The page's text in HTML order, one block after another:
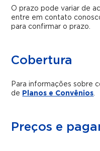
O prazo pode variar de
entre em contato
para confirmar o prazo.
Cobertura
Para informações sobre
de Planos e Convênios.
Preços e